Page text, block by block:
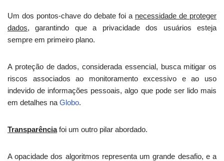
Um dos pontos-chave do debate foi a necessidade de proteger
dados, garantindo que a privacidade dos usuários esteja
sempre em primeiro plano.
A proteção de dados, considerada essencial, busca mitigar os
riscos associados ao monitoramento excessivo e ao uso
indevido de informações pessoais, algo que pode ser lido mais
em detalhes na Globo.
Transparênciafoi um outro pilar abordado.
A opacidade dos algoritmos representa um grande desafio, e a